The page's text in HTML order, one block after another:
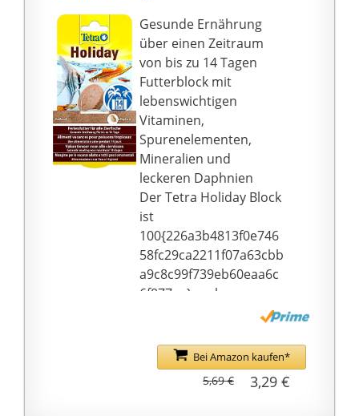
Gesunde Ernährung
über einen Zeitraum
von bis zu 14 Tagen
Futterblock mit
lebenswichtigen
Vitaminen,
Spurenelementen,
Mineralien und
leckeren Daphnien
Der Tetra Holiday Block
ist
100{226a3b4813f0e746
58fc29ca2211f07a63cbb
a9c8c99f739eb60eaa6c
6f077ee} essbar
Wasser zu belasten
Einfache Dosierung
Bei Amazon kaufen*
3,29 €
5,69 €